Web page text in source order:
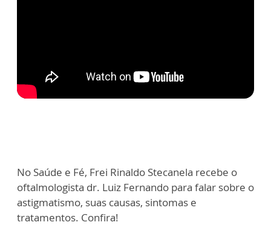
No Saúde e Fé, Frei Rinaldo Stecanela recebe o
oftalmologista dr. Luiz Fernando para falar sobre o
astigmatismo, suas causas, sintomas e
tratamentos. Confira!